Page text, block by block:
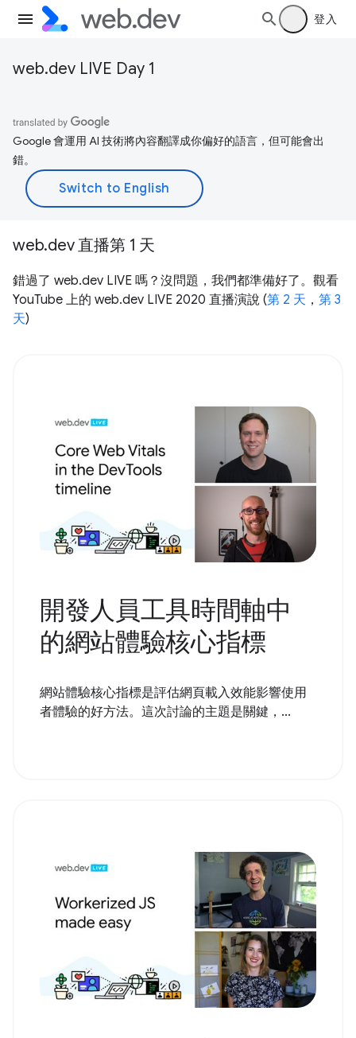
登入
web.dev LIVE Day 1
Google 會運用 AI 技術將內容翻譯成你偏好的語言，但可能會出
錯。
web.dev 直播第 1 天
錯過了 web.dev LIVE 嗎？沒問題，我們都準備好了。觀看
YouTube 上的 web.dev LIVE 2020 直播演說 (第 2 天 ， 第 3
天)
開發人員工具時間軸中
的網站體驗核心指標
網站體驗核心指標是評估網頁載入效能影響使用
者體驗的好方法。這次討論的主題是關鍵，...